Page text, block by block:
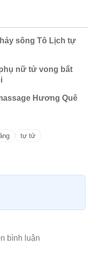
sông Tô Lịch tự
nữ tử vong bất
Hương Quê
tự tử